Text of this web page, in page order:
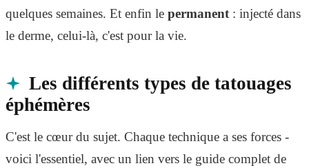
quelques semaines. Et enfin le permanent : injecté dans
le derme, celui-là, c'est pour la vie.
Les différents types de tatouages
éphémères
C'est le cœur du sujet. Chaque technique a ses forces -
voici l'essentiel, avec un lien vers le guide complet de